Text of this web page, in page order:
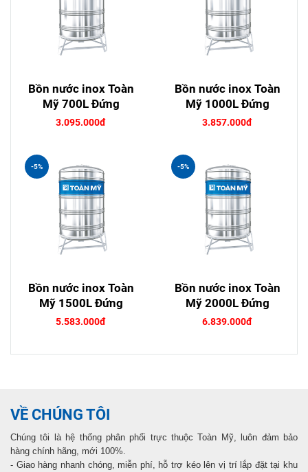
Bồn nước inox Toàn
Mỹ 700L Đứng
3.095.000đ
Bồn nước inox Toàn
Mỹ 1000L Đứng
3.857.000đ
Bồn nước inox Toàn
Mỹ 1500L Đứng
5.583.000đ
-5%
Bồn nước inox Toàn
Mỹ 2000L Đứng
6.839.000đ
-5%
VỀ CHÚNG TÔI
Chúng tôi là hệ thống phân phối trực thuộc Toàn Mỹ, luôn đảm bảo
hàng chính hãng, mới 100%.
- Giao hàng nhanh chóng, miễn phí, hỗ trợ kéo lên vị trí lắp đặt tại khu